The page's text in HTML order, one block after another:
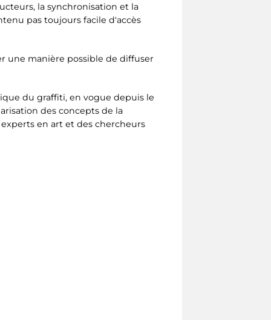
la synchronisation et la
pas toujours facile d'accès
une manière possible de diffuser
du graffiti, en vogue depuis le
des concepts de la
en art et des chercheurs